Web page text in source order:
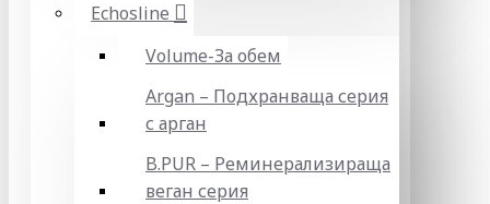
Echosline
Volume-За обем
Argan – Подхранваща серия
с арган
B.PUR – Реминерализираща
веган серия